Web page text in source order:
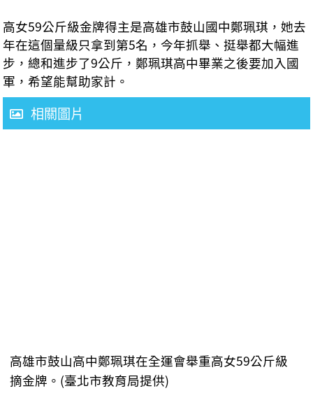
高女59公斤級金牌得主是高雄市鼓山國中鄭珮琪，她去
年在這個量級只拿到第5名，今年抓舉、挺舉都大幅進
步，總和進步了9公斤，鄭珮琪高中畢業之後要加入國
軍，希望能幫助家計。
相關圖片
高雄市鼓山高中鄭珮琪在全運會舉重高女59公斤級
摘金牌。(臺北市教育局提供)